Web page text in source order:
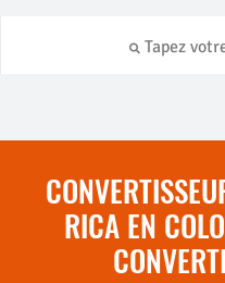
RICA EN